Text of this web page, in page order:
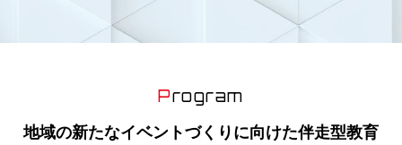
Program
地域の新たなイベントづくりに向けた伴走型教育